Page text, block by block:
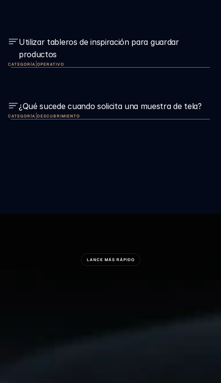
Utilizar tableros de inspiración para guardar
productos
CATEGORÍA OPERATIVO
¿Qué sucede cuando solicita una muestra de tela?
CATEGORÍA DESCUBRIMIENTO
LANCE MÁS RÁPIDO
ConstruirAlgo